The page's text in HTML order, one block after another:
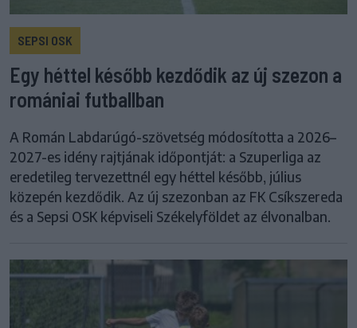
SEPSI OSK
Egy héttel később kezdődik az új szezon a
romániai futballban
A Román Labdarúgó-szövetség módosította a 2026–
2027-es idény rajtjának időpontját: a Szuperliga az
eredetileg tervezettnél egy héttel később, július
közepén kezdődik. Az új szezonban az FK Csíkszereda
és a Sepsi OSK képviseli Székelyföldet az élvonalban.